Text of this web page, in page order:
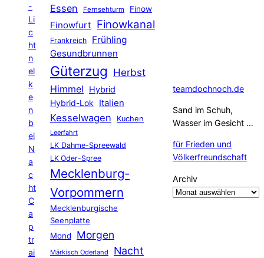
-
Li
c
ht
n
el
k
e
n
b
ei
N
a
c
ht
C
a
p
tr
ai
Essen Fernsehturm Finow
Finowfurt Finowkanal
Frankreich Frühling
Gesundbrunnen
Güterzug Herbst
Himmel
Hybrid
Hybrid-Lok Italien
Kesselwagen Kuchen
Leerfahrt
LK Dahme-Spreewald
LK Oder-Spree
Mecklenburg-
Vorpommern
Mecklenburgische
Seenplatte
Mond
Morgen
Märkisch Oderland Nacht
teamdochnoch.de
Sand im Schuh,
Wasser im Gesicht …
für Frieden und
Völkerfreundschaft
Archiv